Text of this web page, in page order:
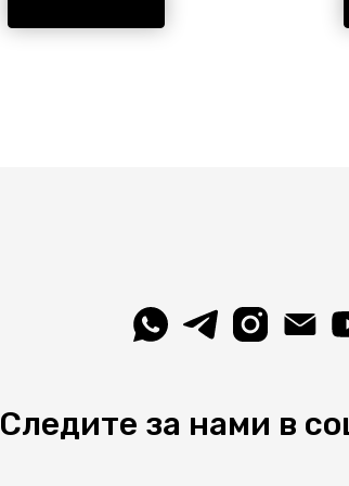
алюминий/черный. Использует
Следите за нами в